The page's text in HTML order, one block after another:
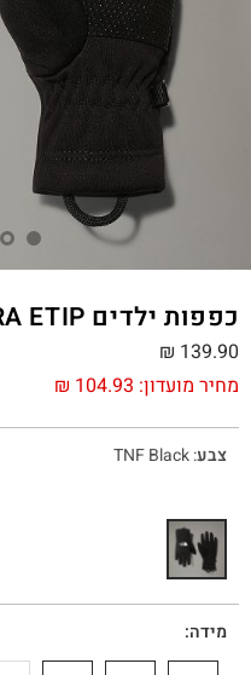
כפפות ילדים SIERRA ETIP
מחיר מועדון: ₪ 104.93
₪ 139.90
צבע:
TNF Black
מידה